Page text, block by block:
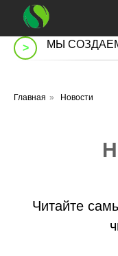
> МЫ
Главная » Новости
Читайте